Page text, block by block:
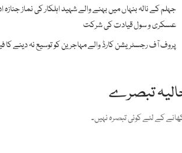
جہلم کے نالہ بنہاں میں بہنے والے شہید اہلکار کی نماز جنازہ
عسکری و سول قیادت کی شرکت
پروف آف رجسٹریشن کارڈ والے مہاجرین کو توسیع نہ دینے کا
تبصرے
کے لئے کوئی تبصرہ نہیں۔